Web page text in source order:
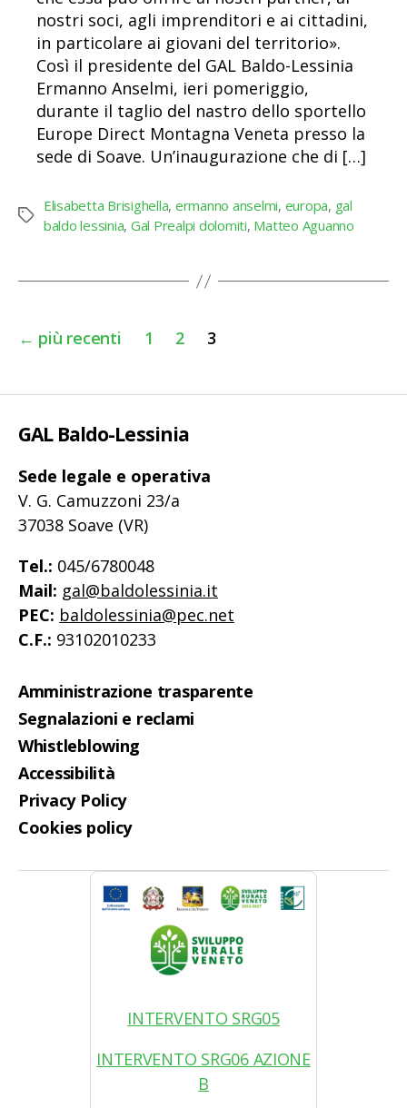
nostri soci, agli imprenditori e ai cittadini,
in particolare ai giovani del territorio».
Così il presidente del GAL Baldo-Lessinia
Ermanno Anselmi, ieri pomeriggio,
durante il taglio del nastro dello sportello
Europe Direct Montagna Veneta presso la
sede di Soave. Un’inaugurazione che di […]
Tag
Elisabetta Brisighella, ermanno anselmi, europa, gal
baldo lessinia, Gal Prealpi dolomiti, Matteo Aguanno
Paginazione
articoli
← più recenti 1 2 3
GAL Baldo-Lessinia
Sede legale e operativa
V. G. Camuzzoni 23/a
37038 Soave (VR)
Tel.: 045/6780048
Mail: gal@baldolessinia.it
PEC: baldolessinia@pec.net
C.F.: 93102010233
Amministrazione trasparente
Segnalazioni e reclami
Whistleblowing
Accessibilità
Privacy Policy
Cookies policy
INTERVENTO SRG05
INTERVENTO SRG06 AZIONE
B